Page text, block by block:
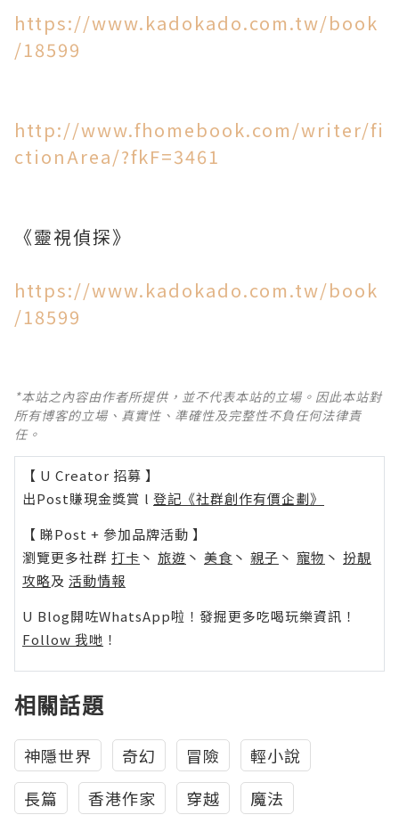
https://www.kadokado.com.tw/book
/18599
http://www.fhomebook.com/writer/fi
ctionArea/?fkF=3461
《靈視偵探》
https://www.kadokado.com.tw/book
/18599
*本站之內容由作者所提供，並不代表本站的立場。因此本站對
所有博客的立場、真實性、準確性及完整性不負任何法律責
任。
【 U Creator 招募 】
出Post賺現金獎賞 l 登記《社群創作有價企劃》
【 睇Post + 參加品牌活動 】
瀏覽更多社群 打卡 丶 旅遊 丶 美食 丶 親子 丶 寵物 丶 扮靚
攻略及 活動情報
U Blog開咗WhatsApp啦！發掘更多吃喝玩樂資訊！
Follow 我哋 ！
相關話題
神隱世界 奇幻 冒險
輕小說
長篇
香港作家 穿越 魔法